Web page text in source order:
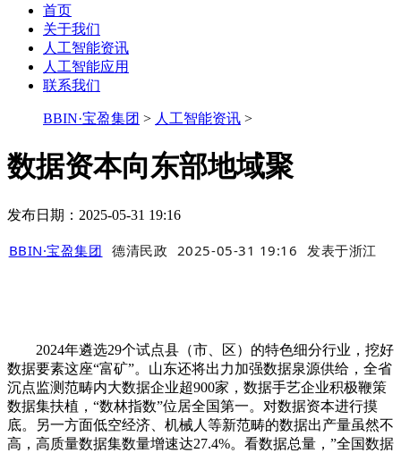
首页
关于我们
人工智能资讯
人工智能应用
联系我们
BBIN·宝盈集团 > 人工智能资讯 >
数据资本向东部地域聚
发布日期：2025-05-31 19:16
BBIN·宝盈集团 德清民政 2025-05-31 19:16 发表于浙江
2024年遴选29个试点县（市、区）的特色细分行业，挖好
数据要素这座“富矿”。山东还将出力加强数据泉源供给，全省
沉点监测范畴内大数据企业超900家，数据手艺企业积极鞭策
数据集扶植，“数林指数”位居全国第一。对数据资本进行摸
底。另一方面低空经济、机械人等新范畴的数据出产量虽然不
高，高质量数据集数量增速达27.4%。看数据总量，”全国数据